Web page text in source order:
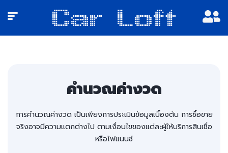
คำนวณค่างวด
การคำนวณค่างวด เป็นเพียงการประเมินข้อมูลเบื้องต้น การซื้อขาย
จริงอาจมีความแตกต่างไป ตามเงื่อนไขของแต่ละผู้ให้บริการสินเชื่อ
หรือไฟแนนซ์